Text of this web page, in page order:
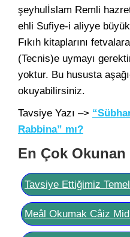
şeyhulİslam Remli
ehli Sufiye-i aliyye
Fıkıh kitaplarını
(Tecnis)e uymayı
yoktur. Bu hususta
okuyabilirsiniz.
Tavsiye Yazı –>
Rabbina” mı?
En Çok Okunan
Tavsiye Ettiğimiz
Meâl Okumak Câiz